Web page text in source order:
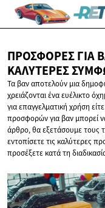
ΠΡΟΣΦΟΡΈΣ ΓΙΑ
ΚΑΛΎΤΕΡΕΣ
Τα βαν αποτελούν μια
χρειάζονται ένα ευέλικτο
για επαγγελματική χρήση
προσφορών για βαν μπορεί
άρθρο, θα εξετάσουμε τους
εντοπίσετε τις καλύτερες
προσέξετε κατά τη